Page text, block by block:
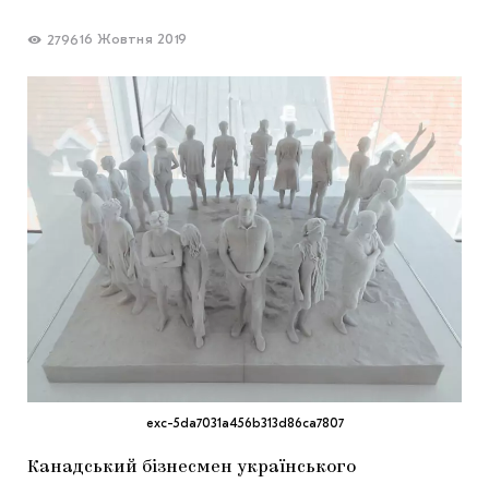
СПЕЦПРОЄКТИ
THE UKRAINIAN PAVILION AT VENICE BIENNALE
2022
МАРІУПОЛЬСЬКІ МАРГІНАЛІЇ
ДОСЛІДНИЦЬКА ПЛАТФОРМА
ЗАПАЛЕННЯ
CARPATHIAN CULT ПРО РІЗДВЯНІ СВЯТА
279616 Жовтня 2019
exc-5da7031a456b313d86ca7807
Канадський бізнесмен українського